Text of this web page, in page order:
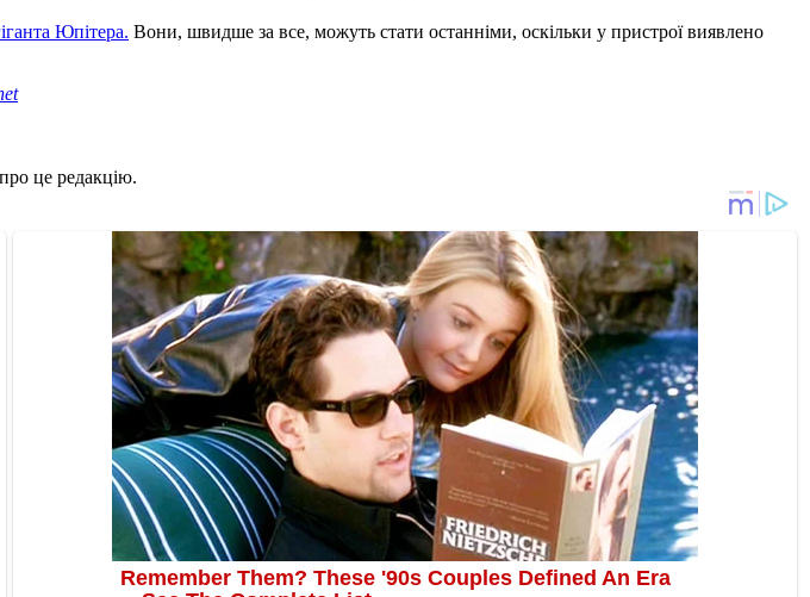
Юпітера. Вони, швидше за все, можуть стати останніми, оскільки у пристрої виявлено
це редакцію.